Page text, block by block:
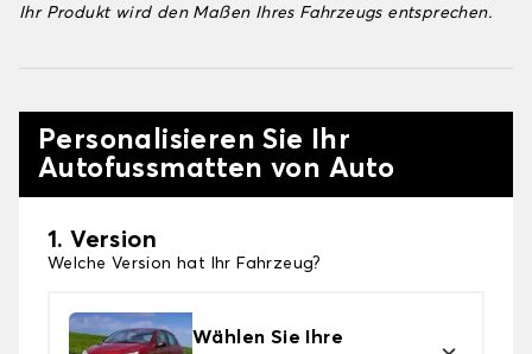
Ihr Produkt wird den Maßen Ihres Fahrzeugs entsprechen.
Personalisieren Sie Ihr
Autofussmatten von Auto
1. Version
Welche Version hat Ihr Fahrzeug?
Wählen Sie Ihre